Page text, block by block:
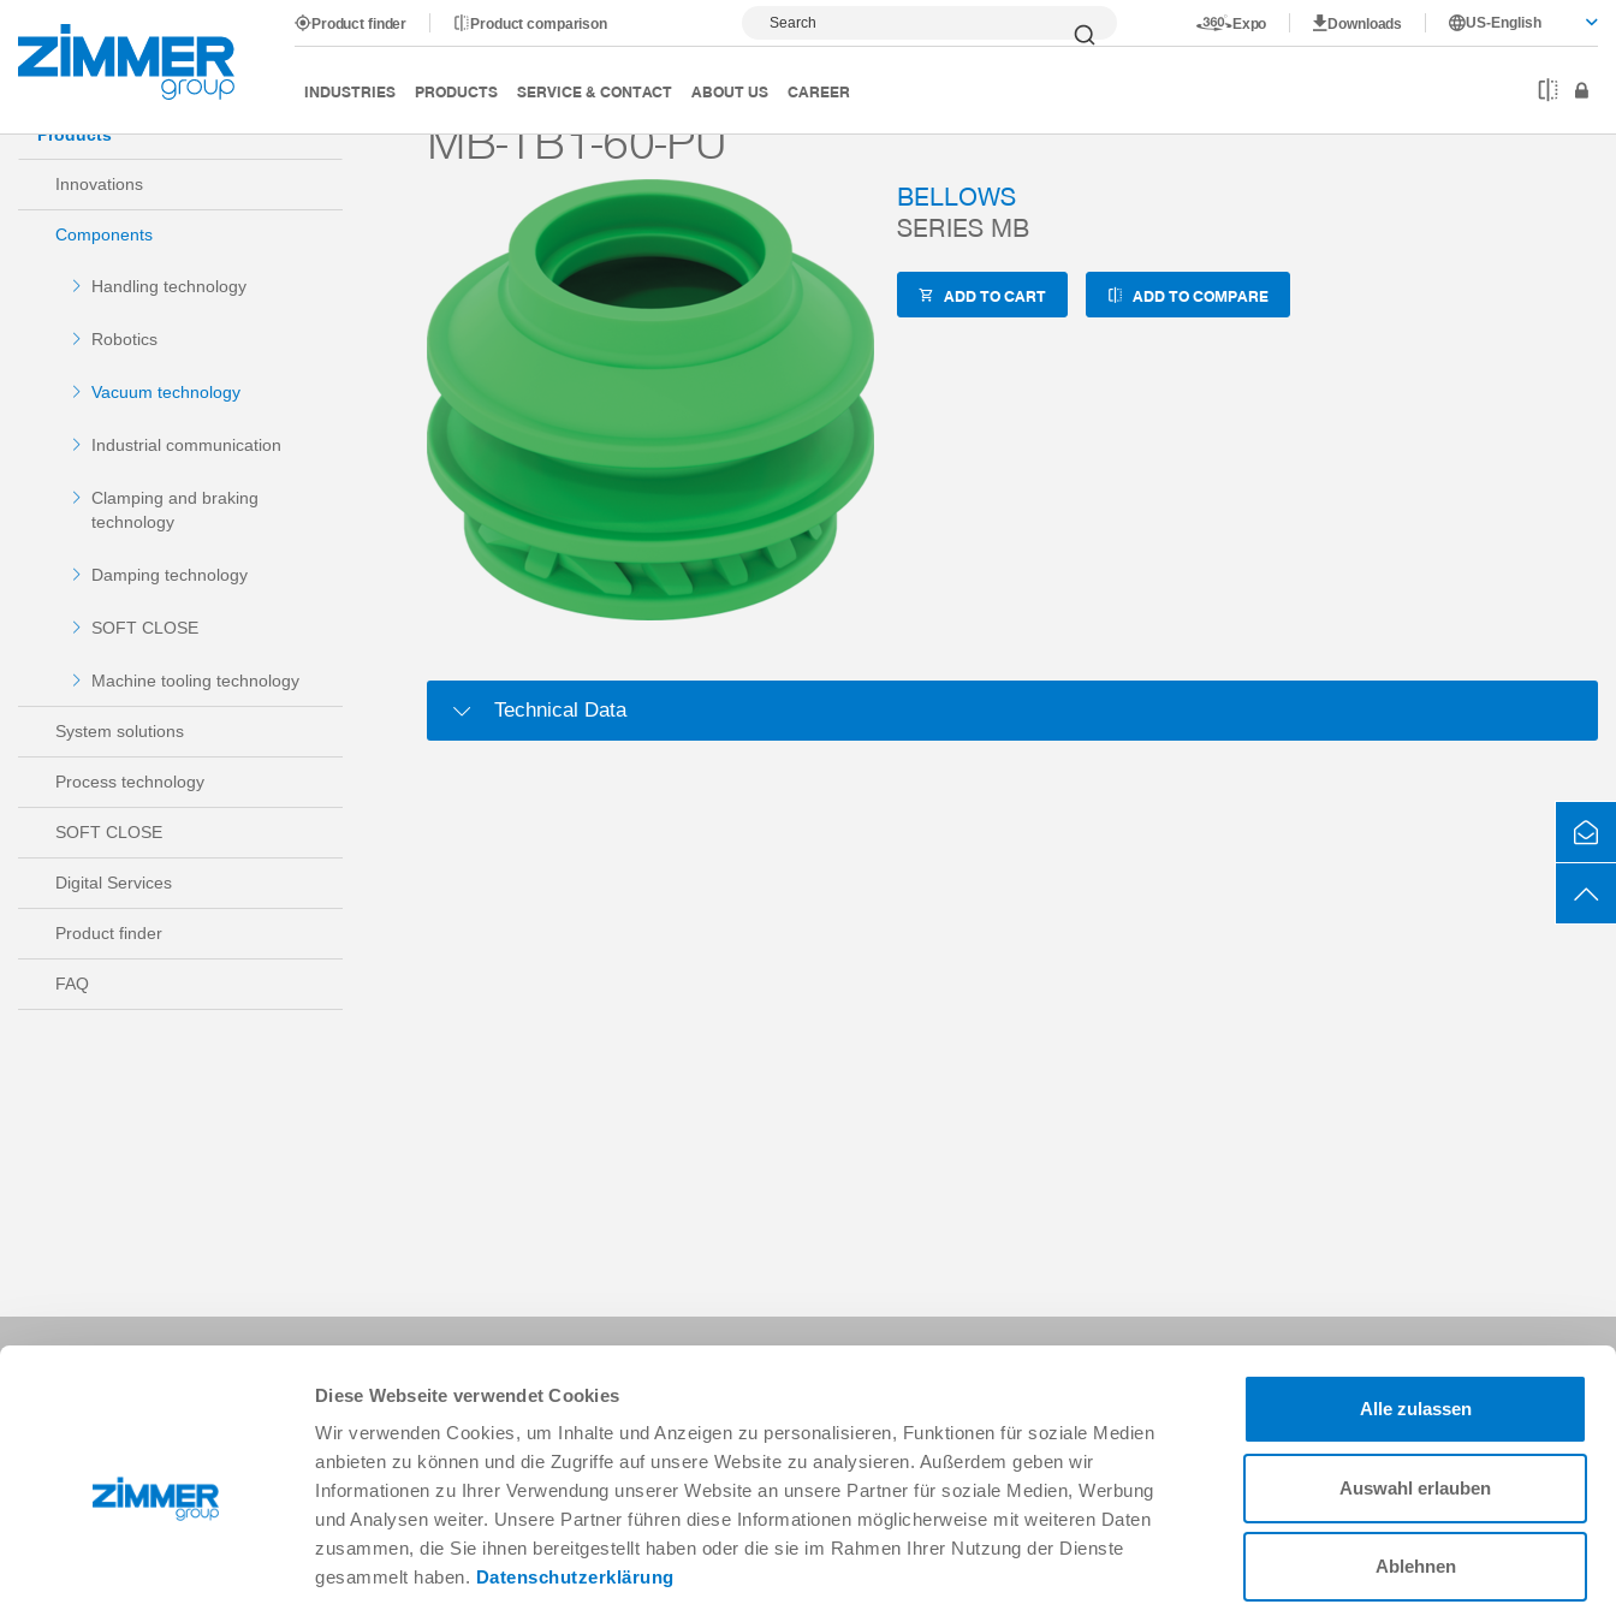
Diese Webseite verwendet Cookies
Wir verwenden Cookies, um Inhalte und Anzeigen zu personalisieren, Funktionen für soziale Medien
anbieten zu können und die Zugriffe auf unsere Website zu analysieren. Außerdem geben wir
Informationen zu Ihrer Verwendung unserer Website an unsere Partner für soziale Medien, Werbung
und Analysen weiter. Unsere Partner führen diese Informationen möglicherweise mit weiteren Daten
zusammen, die Sie ihnen bereitgestellt haben oder die sie im Rahmen Ihrer Nutzung der Dienste
gesammelt haben. Datenschutzerklärung
Alle zulassen
Auswahl erlauben
Ablehnen
Product finder Product comparison Search Expo Downloads US-English
INDUSTRIES PRODUCTS SERVICE & CONTACT ABOUT US CAREER
Start Products Components Vacuum technology Magic Grippers Bellows Series MB MB-TB1-60-PU
Products
Innovations
Components
Handling technology
Robotics
Vacuum technology
Industrial communication
Clamping and braking
technology
Damping technology
SOFT CLOSE
Machine tooling technology
System solutions
Process technology
SOFT CLOSE
Digital Services
Product finder
FAQ
MB-TB1-60-PU
BELLOWS
SERIES MB
ADD TO CART ADD TO COMPARE
Technical Data
+1 828 855 9722
Career